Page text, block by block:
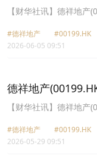
施及相关业务全面
【财华社讯】德祥地
公司)与中国联通香港
香港地区AI算力基础设
联网客户)直接销售的价
费，以提供给ITC更优
供不少于2MW的IDC机
立正式租赁协议。就
通香港在香港粉岭的新
#德祥地产 #00199.HK
2026-06-05 09:51
德祥地产
合同 盘中涨超20%
【财华社讯】德祥地产
正式签署《人工智慧算
方提供高端人工智慧算
#德祥地产 #00199.HK
2026-05-29 09:51